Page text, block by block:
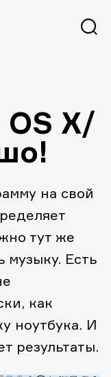
X/
на свой
тут же
музыку. Есть
как
ноутбука. И
результаты.